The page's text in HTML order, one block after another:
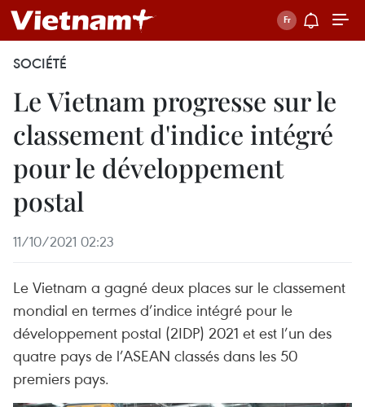
SOCIÉTÉ
Le Vietnam progresse sur le
classement d'indice intégré
pour le développement
postal
11/10/2021 02:23
Le Vietnam a gagné deux places sur le classement
mondial en termes d’indice intégré pour le
développement postal (2IDP) 2021 et est l’un des
quatre pays de l’ASEAN classés dans les 50
premiers pays.